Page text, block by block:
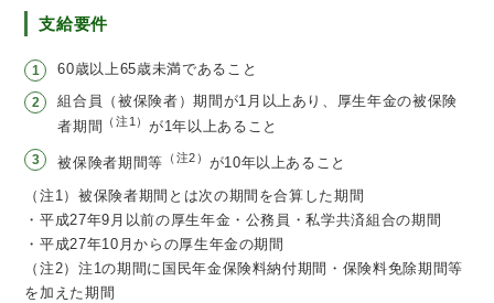
支給要件
60歳以上65歳未満であること
組合員（被保険者）期間が1月以上あり、厚生年金の被保険
者期間
（注1） が1年以上あること
被保険者期間等 （注2） が10年以上あること
（注1）被保険者期間とは次の期間を合算した期間
・平成27年9月以前の厚生年金・公務員・私学共済組合の期間
・平成27年10月からの厚生年金の期間
（注2）注1の期間に国民年金保険料納付期間・保険料免除期間等
を加えた期間